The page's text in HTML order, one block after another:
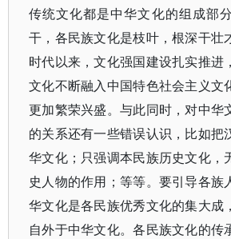
传统文化都是中华文化的组成部
干，各民族文化是枝叶，根深干壮
时代以来，文化强国建设扎实推进
文化不断融入中国特色社会主义文
更加繁荣兴盛。与此同时，对中华
的关系还有一些错误认识，比如把
华文化；只强调本民族历史文化，
史人物的作用；等等。要引导各族
华文化是各民族优秀文化的集大成
自外于中华文化。各民族文化的传